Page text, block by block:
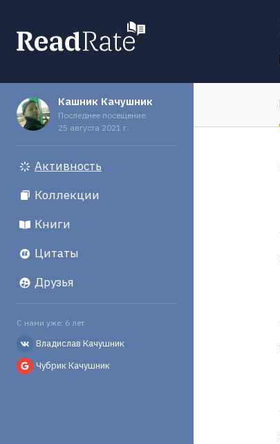
Кашник Качушник
Последнее посещение:
25 августа 2021 г.
Активность
Коллекции
Книги
Цитаты
Друзья
С нами уже: 6 лет
Владислав Качушник
Чубрик Качушник